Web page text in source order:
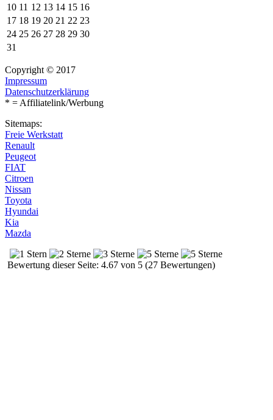
10 11 12 13 14 15 16
17 18 19 20 21 22 23
24 25 26 27 28 29 30
31
Copyright © 2017
Impressum
Datenschutzerklärung
* = Affiliatelink/Werbung
Sitemaps:
Freie Werkstatt
Renault
Peugeot
FIAT
Citroen
Nissan
Toyota
Hyundai
Kia
Mazda
Bewertung dieser Seite: 4.67 von 5 (27 Bewertungen)